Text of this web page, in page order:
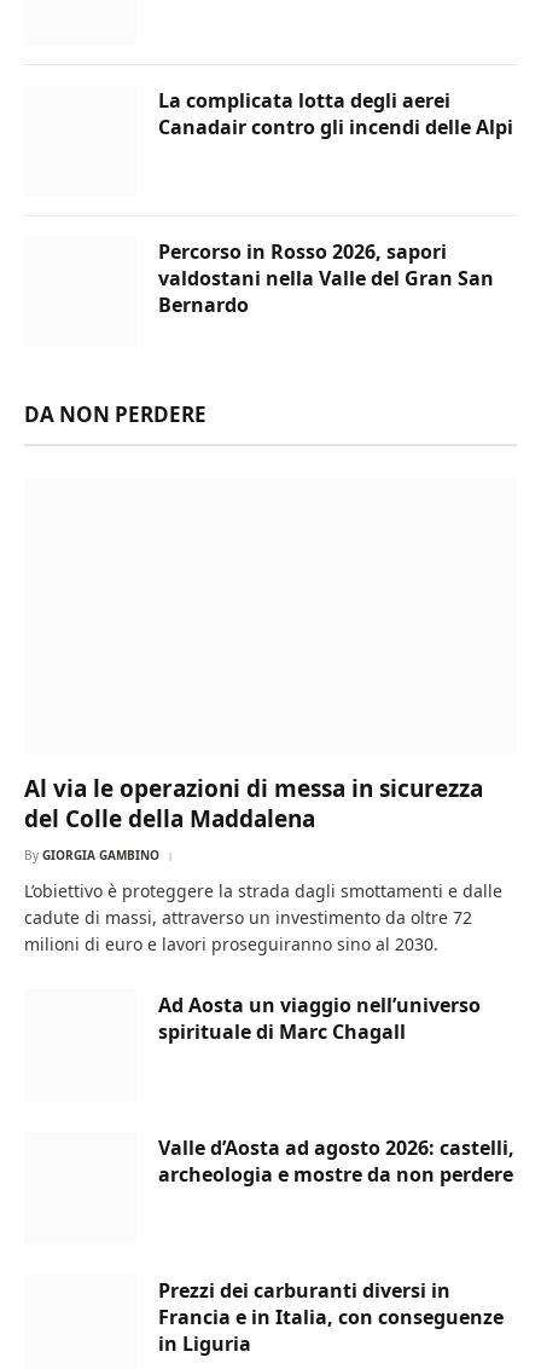
La complicata lotta degli aerei
Canadair contro gli incendi delle Alpi
Percorso in Rosso 2026, sapori
valdostani nella Valle del Gran San
Bernardo
DA NON PERDERE
Al via le operazioni di messa in sicurezza
del Colle della Maddalena
By GIORGIA GAMBINO
L’obiettivo è proteggere la strada dagli smottamenti e dalle
cadute di massi, attraverso un investimento da oltre 72
milioni di euro e lavori proseguiranno sino al 2030.
Ad Aosta un viaggio nell’universo
spirituale di Marc Chagall
Valle d’Aosta ad agosto 2026: castelli,
archeologia e mostre da non perdere
Prezzi dei carburanti diversi in
Francia e in Italia, con conseguenze
in Liguria